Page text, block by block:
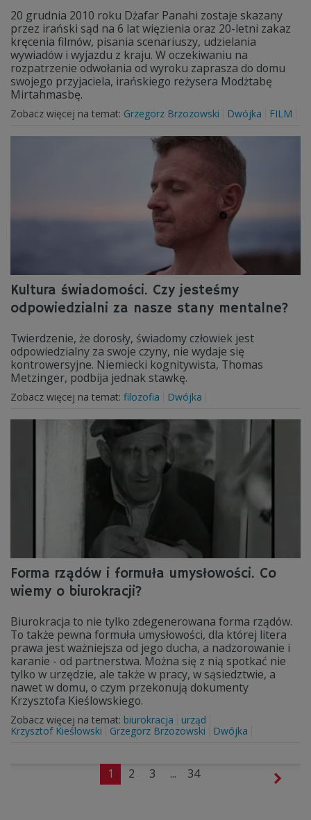
20 grudnia 2010 roku Dżafar Panahi zostaje skazany
przez irański sąd na 6 lat więzienia oraz 20-letni zakaz
kręcenia filmów, pisania scenariuszy, udzielania
wywiadów i wyjazdu z kraju. W oczekiwaniu na
rozpatrzenie odwołania od wyroku zaprasza do domu
swojego przyjaciela, irańskiego reżysera Modżtabę
Mirtahmasbę.
Zobacz więcej na temat: Grzegorz Brzozowski Dwójka FILM
Kultura świadomości. Czy jesteśmy
odpowiedzialni za nasze stany mentalne?
Twierdzenie, że dorosły, świadomy człowiek jest
odpowiedzialny za swoje czyny, nie wydaje się
kontrowersyjne. Niemiecki kognitywista, Thomas
Metzinger, podbija jednak stawkę.
Zobacz więcej na temat: filozofia Dwójka
Forma rządów i formuła umysłowości. Co
wiemy o biurokracji?
Biurokracja to nie tylko zdegenerowana forma rządów.
To także pewna formuła umysłowości, dla której litera
prawa jest ważniejsza od jego ducha, a nadzorowanie i
karanie - od partnerstwa. Można się z nią spotkać nie
tylko w urzędzie, ale także w pracy, w sąsiedztwie, a
nawet w domu, o czym przekonują dokumenty
Krzysztofa Kieślowskiego.
Zobacz więcej na temat: biurokracja
urząd
Krzysztof Kieślowski
Grzegorz Brzozowski Dwójka
1 2 3 ... 34